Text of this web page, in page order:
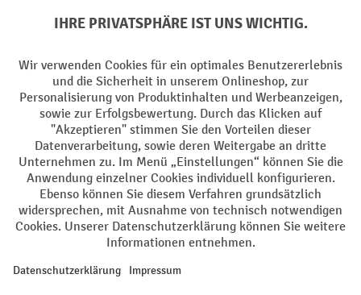
Soziale Netzwerke
Impressum Datenschutz
Barrierefreiheit Privacy Settings
Alle Preise exkl. gesetzl. Mehrwertsteuer zzgl.Versandkostenund ggf.
Nachnahmegebühren, wenn nicht anders angegeben.
¹ Der Rabatt gilt so lange der Vorrat reicht. Der Rabatt gilt nicht auf
oder Gutscheinen ist nicht möglich. | ² Der Rabatt wird einmalig bei